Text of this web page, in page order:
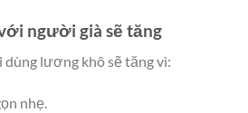
người già sẽ tăng
lương khô sẽ tăng vì:
nhẹ.